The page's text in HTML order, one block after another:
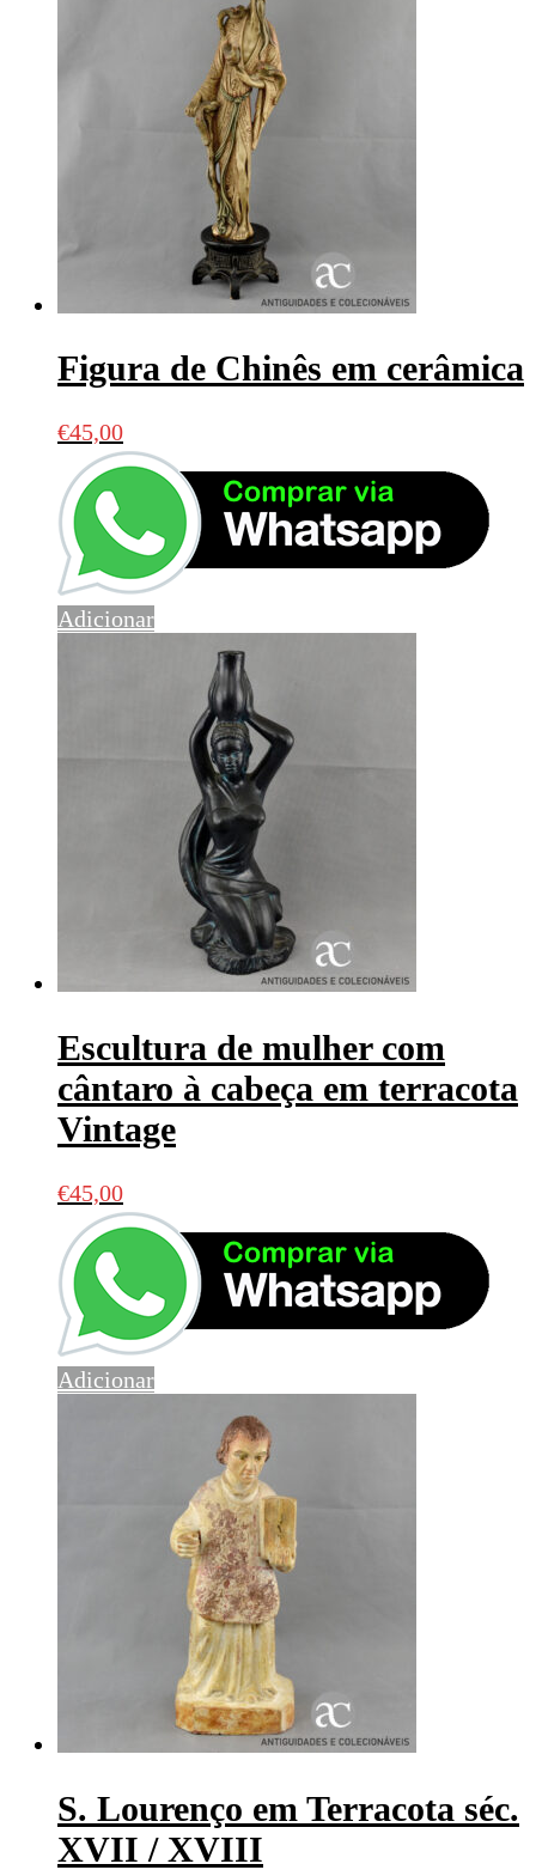
Figura de Chinês em cerâmica
€45,00
Adicionar
Escultura de mulher com
cântaro à cabeça em terracota
Vintage
€45,00
Adicionar
S. Lourenço em Terracota séc.
XVII / XVIII